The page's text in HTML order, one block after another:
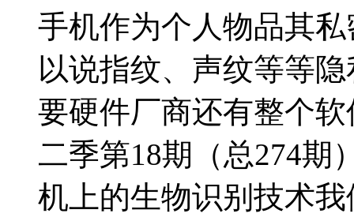
手机作为个人物品其
以说指纹、声纹等等
要硬件厂商还有整个
二季第18期（总274期
机上的生物识别技术